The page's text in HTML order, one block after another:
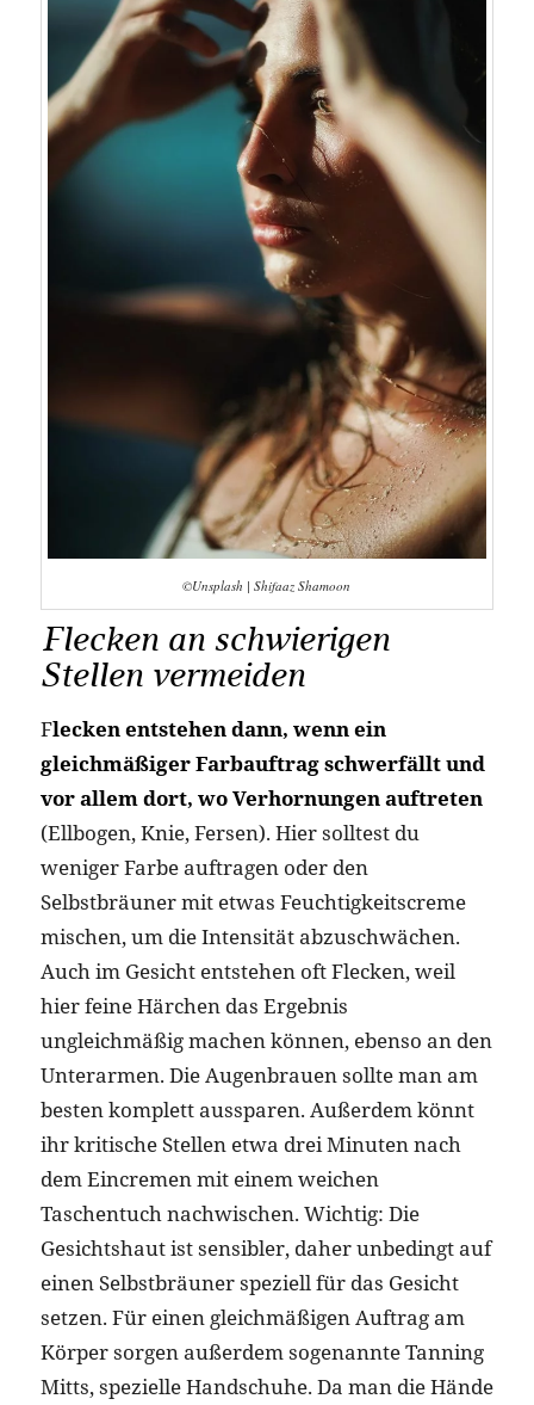
©Unsplash | Shifaaz Shamoon
Flecken an schwierigen
Stellen vermeiden
Flecken entstehen dann, wenn ein
gleichmäßiger Farbauftrag schwerfällt und
vor allem dort, wo Verhornungen auftreten
(Ellbogen, Knie, Fersen). Hier solltest du
weniger Farbe auftragen oder den
Selbstbräuner mit etwas Feuchtigkeitscreme
mischen, um die Intensität abzuschwächen.
Auch im Gesicht entstehen oft Flecken, weil
hier feine Härchen das Ergebnis
ungleichmäßig machen können, ebenso an den
Unterarmen. Die Augenbrauen sollte man am
besten komplett aussparen. Außerdem könnt
ihr kritische Stellen etwa drei Minuten nach
dem Eincremen mit einem weichen
Taschentuch nachwischen. Wichtig: Die
Gesichtshaut ist sensibler, daher unbedingt auf
einen Selbstbräuner speziell für das Gesicht
setzen. Für einen gleichmäßigen Auftrag am
Körper sorgen außerdem sogenannte Tanning
Mitts, spezielle Handschuhe. Da man die Hände